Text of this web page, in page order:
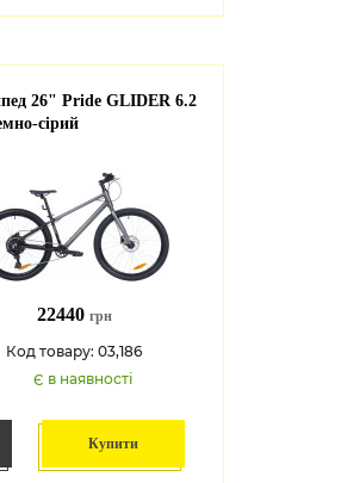
26" Pride GLIDER 6.2
сірий
22440 грн
Код товару: 03,186
Є в наявності
Купити